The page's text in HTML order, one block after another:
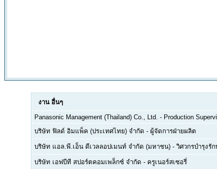
งาน อื่นๆ
Panasonic Management (Thailand) Co., Ltd. - Production
บริษัท ฟิลด์ อิมแพ็ค (ประเทศไทย) จำกัด - ผู้จัดการฝ่ายผลิต
บริษัท แอล.พี.เอ็น ดีเวลลอปเมนท์ จำกัด (มหาชน) - วิศวกรบำรุงรั
บริษัท เอฟบีที สปอร์ตคอมเพล็กซ์ จำกัด - ครูเนอร์สเซอรี่